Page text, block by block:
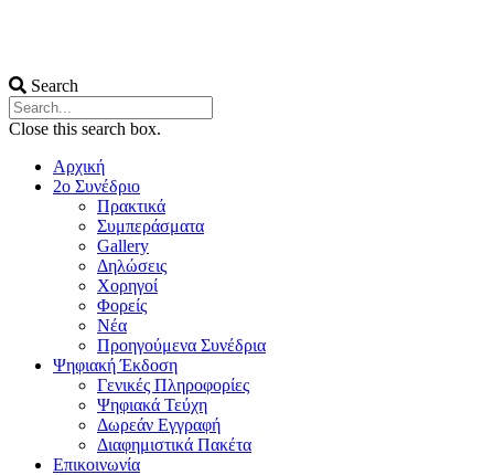
Search
Close this search box.
Αρχική
2ο Συνέδριο
Πρακτικά
Συμπεράσματα
Gallery
Δηλώσεις
Χορηγοί
Φορείς
Νέα
Προηγούμενα Συνέδρια
Ψηφιακή Έκδοση
Γενικές Πληροφορίες
Ψηφιακά Τεύχη
Δωρεάν Εγγραφή
Διαφημιστικά Πακέτα
Επικοινωνία